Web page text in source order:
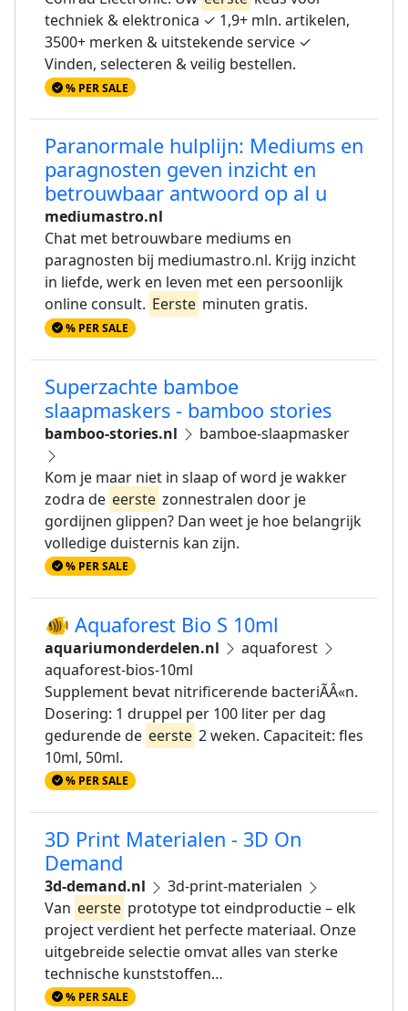
techniek & elektronica ✓ 1,9+ mln. artikelen,
3500+ merken & uitstekende service ✓
Vinden, selecteren & veilig bestellen.
% PER SALE
Paranormale hulplijn: Mediums en
paragnosten geven inzicht en
betrouwbaar antwoord op al u
mediumastro.nl
Chat met betrouwbare mediums en
paragnosten bij mediumastro.nl. Krijg inzicht
in liefde, werk en leven met een persoonlijk
online consult. Eerste minuten gratis.
% PER SALE
Superzachte bamboe
slaapmaskers - bamboo stories
bamboo-stories.nl bamboe-slaapmasker
Kom je maar niet in slaap of word je wakker
zodra de eerste zonnestralen door je
gordijnen glippen? Dan weet je hoe belangrijk
volledige duisternis kan zijn.
% PER SALE
🐠 Aquaforest Bio S 10ml
aquariumonderdelen.nl
aquaforest
aquaforest-bios-10ml
Supplement bevat nitrificerende bacteriÃÂ«n.
Dosering: 1 druppel per 100 liter per dag
gedurende de eerste 2 weken. Capaciteit: fles
10ml, 50ml.
% PER SALE
3D Print Materialen - 3D On
Demand
3d-demand.nl
3d-print-materialen
Van eerste prototype tot eindproductie – elk
project verdient het perfecte materiaal. Onze
uitgebreide selectie omvat alles van sterke
technische kunststoffen…
% PER SALE